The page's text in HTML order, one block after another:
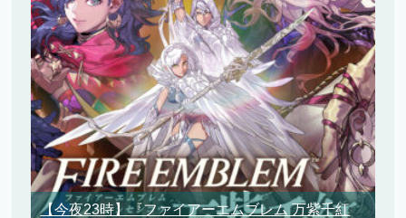
【今夜23時】『ファイアーエムブレム 万紫千紅